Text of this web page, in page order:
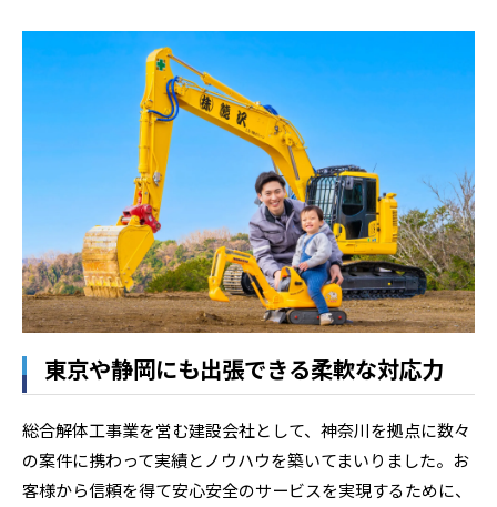
東京や静岡にも出張できる柔軟な対応力
総合解体工事業を営む建設会社として、神奈川を拠点に数々
の案件に携わって実績とノウハウを築いてまいりました。お
客様から信頼を得て安心安全のサービスを実現するために、